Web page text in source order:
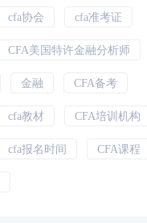
cfa协会 cfa准考证
CFA美国特许金融分析师
金融 CFA备考
cfa教材 CFA培训机构
cfa报名时间 CFA课程